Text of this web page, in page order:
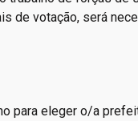
de votação, será
para eleger o/a